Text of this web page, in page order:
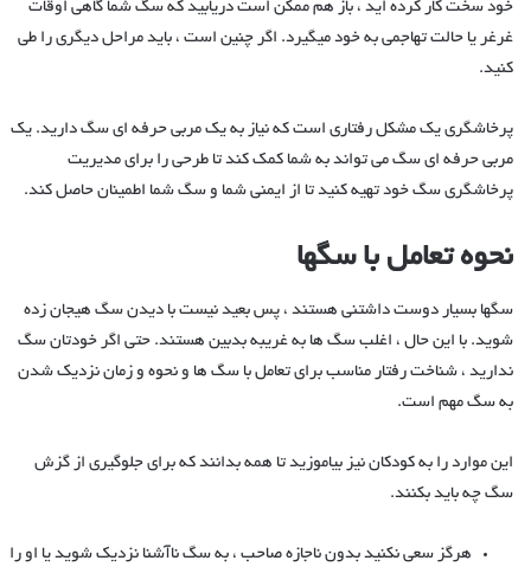
خود سخت کار کرده اید ، باز هم ممکن است دریابید که سگ شما گاهی اوقات
غرغر یا حالت تهاجمی به خود میگیرد. اگر چنین است ، باید مراحل دیگری را طی
کنید.
پرخاشگری یک مشکل رفتاری است که نیاز به یک مربی حرفه ای سگ دارید. یک
مربی حرفه ای سگ می تواند به شما کمک کند تا طرحی را برای مدیریت
پرخاشگری سگ خود تهیه کنید تا از ایمنی شما و سگ شما اطمینان حاصل کند.
نحوه تعامل با سگها
سگها بسیار دوست داشتنی هستند ، پس بعید نیست با دیدن سگ هیجان زده
شوید. با این حال ، اغلب سگ ها به غریبه بدبین هستند. حتی اگر خودتان سگ
ندارید ، شناخت رفتار مناسب برای تعامل با سگ ها و نحوه و زمان نزدیک شدن
به سگ مهم است.
این موارد را به کودکان نیز بیاموزید تا همه بدانند که برای جلوگیری از گزش
سگ چه باید بکنند.
هرگز سعی نکنید بدون ناجازه صاحب ، به سگ ناآشنا نزدیک شوید یا او را